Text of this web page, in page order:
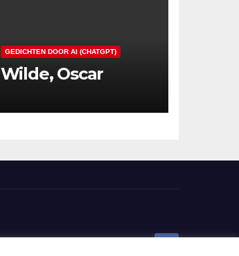
GEDICHTEN DOOR AI (CHATGPT)
Wilde, Oscar